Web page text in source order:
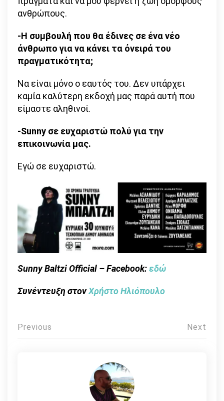
ανθρώπους.
-Η συμβουλή που θα έδινες σε ένα νέο
άνθρωπο για να κάνει τα όνειρά του
πραγματικότητα;
Να είναι μόνο ο εαυτός του. Δεν υπάρχει
καμία καλύτερη εκδοχή μας παρά αυτή που
είμαστε αληθινοί.
-Sunny σε ευχαριστώ πολύ για την
επικοινωνία μας.
Εγώ σε ευχαριστώ.
Sunny Baltzi Official – Facebook:εδώ
Συνέντευξη στονΧρήστο Ηλιόπουλο
Πλοήγηση
Previous Next